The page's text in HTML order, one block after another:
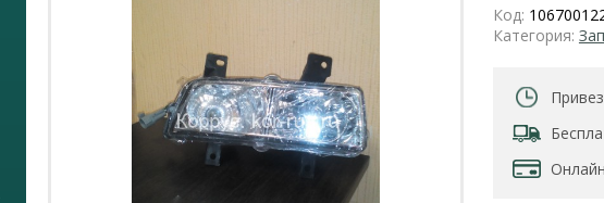
Код:
Категория: